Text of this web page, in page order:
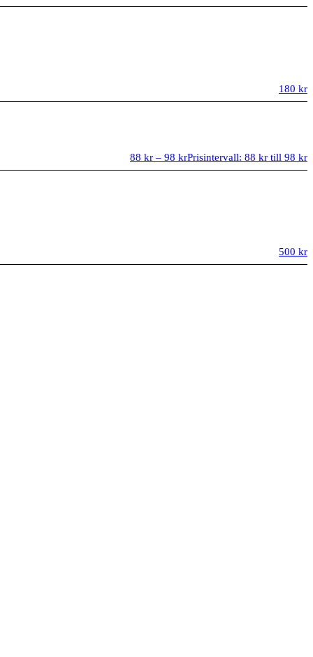
180 kr
88 kr – 98 krPrisintervall: 88 kr till 98 kr
500 kr